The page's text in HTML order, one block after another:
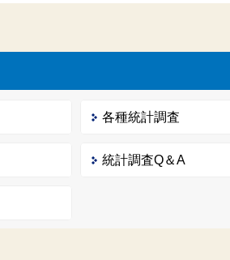
各種統計調査
統計調査Q＆A